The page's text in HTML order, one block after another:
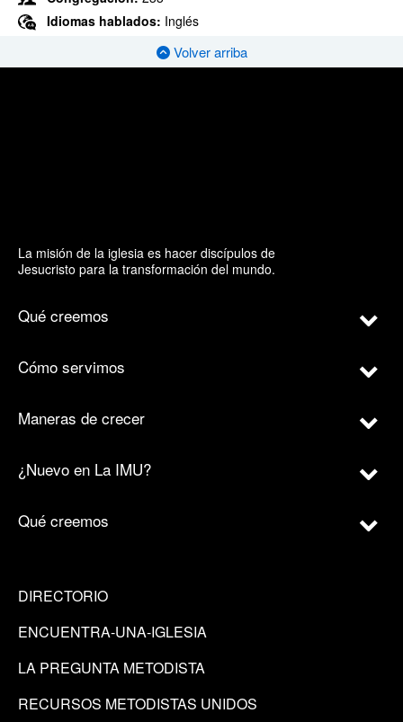
Idiomas hablados: Inglés
Volver arriba
La misión de la iglesia es hacer discípulos de
Jesucristo para la transformación del mundo.
Qué creemos
Cómo servimos
Maneras de crecer
¿Nuevo en La IMU?
Qué creemos
DIRECTORIO
ENCUENTRA-UNA-IGLESIA
LA PREGUNTA METODISTA
RECURSOS METODISTAS UNIDOS